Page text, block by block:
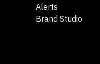
Alerts
Brand Studio